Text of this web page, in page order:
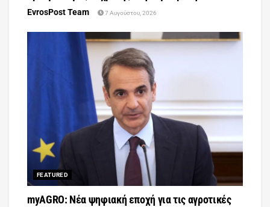
EvrosPost Team 7 Αυγούστου, 2026
FEATURED
myAGRO: Νέα ψηφιακή εποχή για τις αγροτικές